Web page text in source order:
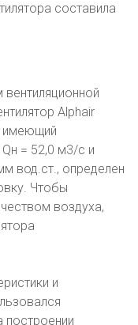
составила
Alphair
имеющий
= 52,0 м3/с и
вод.ст., определен
Чтобы
воздуха,
и
построении